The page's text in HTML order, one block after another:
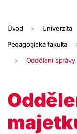
Úvod Univerzita
Pedagogická fakulta
Oddělení správy